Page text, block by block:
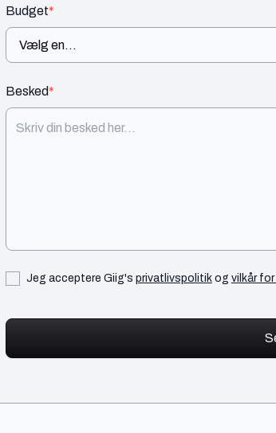
Budget*
Besked*
Jeg acceptere Giig'sprivatlivspolitikogvilkår